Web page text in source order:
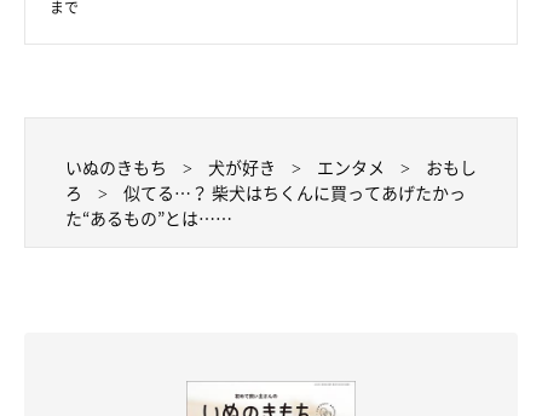
まで
いぬのきもち 犬が好き エンタメ
おもし
ろ
似てる…？ 柴犬はちくんに買ってあげたかっ
た“あるもの”とは……